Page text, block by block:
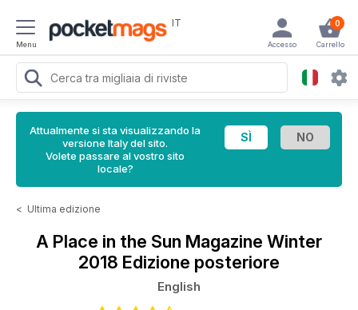
Menu
IT 0
Carrello
Accesso
Attualmente si sta visualizzando la
versione Italy del sito.
Volete passare al vostro sito
locale?
< Ultima edizione
A Place in the Sun Magazine Winter
2018 Edizione posteriore
English